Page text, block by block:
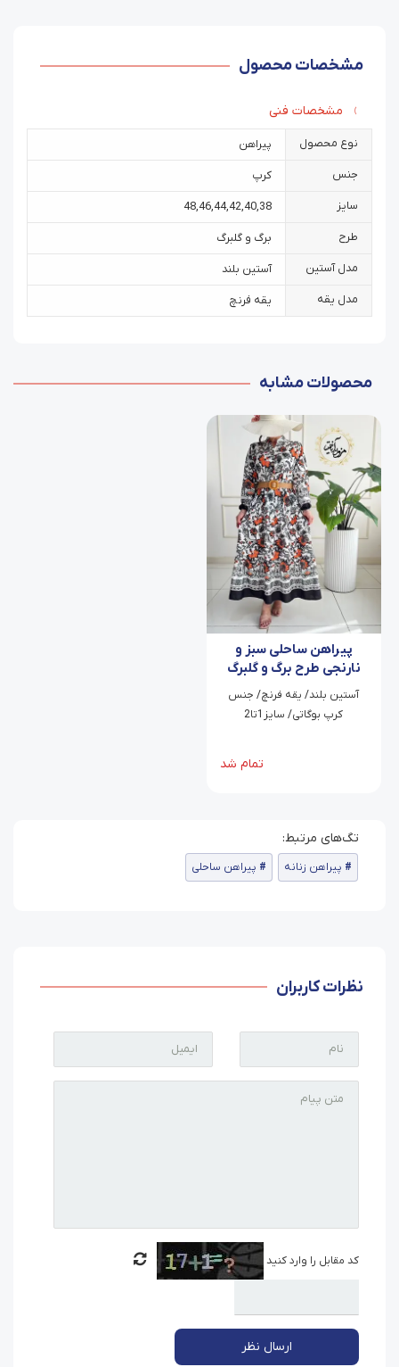
مشخصات محصول
مشخصات فنی
نوع محصول پیراهن
جنس کرپ
سایز 38
,
40
,
42
,
44
,
46
,
48
طرح برگ و گلبرگ
مدل آستین آستین بلند
مدل یقه یقه فرنچ
محصولات مشابه
پیراهن ساحلی سبز و
نارنجی طرح برگ و گلبرگ
ویانا
‫آستین بلند/ یقه فرنچ/ جنس
کرپ بوگاتی/ سایز1تا2
تمام شد
پیراهن زنانه پیراهن ساحلی
نظرات کاربران
کد مقابل را وارد کنید
ارسال نظر